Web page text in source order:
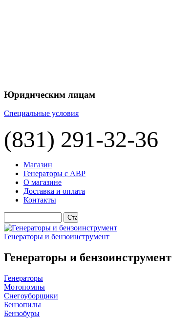
Юридическим лицам
Специальные условия
(831) 291-32-36
Магазин
Генераторы с АВР
О магазине
Доставка и оплата
Контакты
Генераторы и бензоинструмент
Генераторы и бензоинструмент
Генераторы
Мотопомпы
Снегоуборщики
Бензопилы
Бензобуры